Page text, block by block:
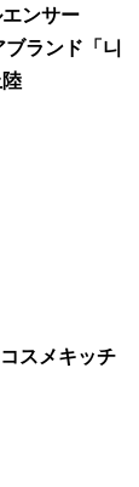
ンサー
ランド「니
スメキッチ